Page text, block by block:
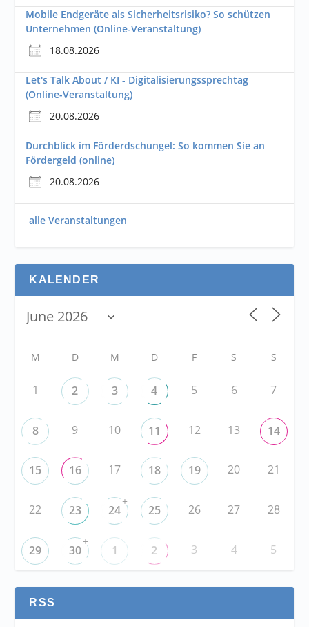
Mobile Endgeräte als Sicherheitsrisiko? So schützen
Unternehmen (Online-Veranstaltung)
18.08.2026
Let's Talk About / KI - Digitalisierungssprechtag
(Online-Veranstaltung)
20.08.2026
Durchblick im Förderdschungel: So kommen Sie an
Fördergeld (online)
20.08.2026
alle Veranstaltungen
KALENDER
M D M D F S S
1 2 3 4 5 6 7
8 9 10 11 12 13 14
15 16 17 18 19 20 21
22 23 24
+
25 26 27 28
29 30
+
1 2 3 4 5
RSS